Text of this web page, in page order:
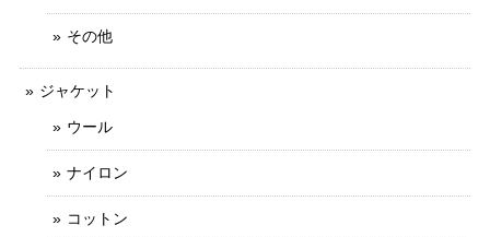
その他
ジャケット
ウール
ナイロン
コットン